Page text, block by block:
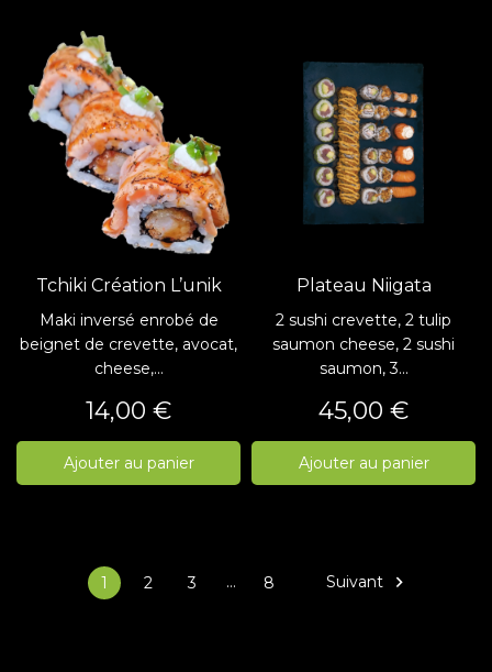
Tchiki Création L’unik
Maki inversé enrobé de
beignet de crevette, avocat,
cheese,...
Prix
14,00 €
Ajouter au panier
Plateau Niigata
2 sushi crevette, 2 tulip
saumon cheese, 2 sushi
saumon, 3...
Prix
45,00 €
Ajouter au panier
1 2 3 … 8 Suivant 